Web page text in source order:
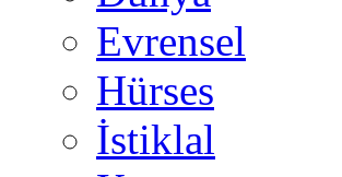
Evrensel
Hürses
İstiklal